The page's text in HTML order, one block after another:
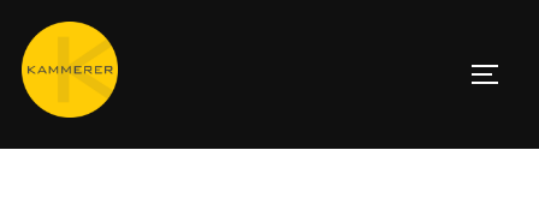
Inhalt
springen